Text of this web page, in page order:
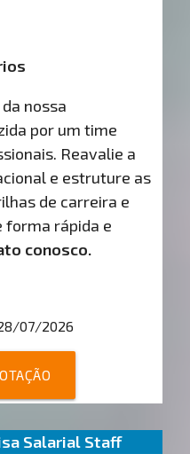
nossa
por um time
Reavalie a
e estruture as
de carreira e
forma rápida e
conosco.
07/2026
Salarial Staff